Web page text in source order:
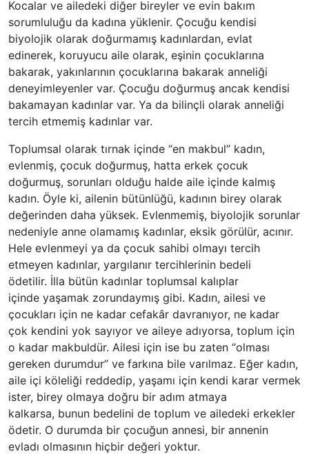
Kocalar ve ailedeki diğer bireyler ve evin bakım
sorumluluğu da kadına yüklenir. Çocuğu kendisi
biyolojik olarak doğurmamış kadınlardan, evlat
edinerek, koruyucu aile olarak, eşinin çocuklarına
bakarak, yakınlarının çocuklarına bakarak anneliği
deneyimleyenler var. Çocuğu doğurmuş ancak kendisi
bakamayan kadınlar var. Ya da bilinçli olarak anneliği
tercih etmemiş kadınlar var.
Toplumsal olarak tırnak içinde “en makbul” kadın,
evlenmiş, çocuk doğurmuş, hatta erkek çocuk
doğurmuş, sorunları olduğu halde aile içinde kalmış
kadın. Öyle ki, ailenin bütünlüğü, kadının birey olarak
değerinden daha yüksek. Evlenmemiş, biyolojik sorunlar
nedeniyle anne olamamış kadınlar, eksik görülür, acınır.
Hele evlenmeyi ya da çocuk sahibi olmayı tercih
etmeyen kadınlar, yargılanır tercihlerinin bedeli
ödetilir. İlla bütün kadınlar toplumsal kalıplar
içinde yaşamak zorundaymış gibi. Kadın, ailesi ve
çocukları için ne kadar cefakâr davranıyor, ne kadar
çok kendini yok sayıyor ve aileye adıyorsa, toplum için
o kadar makbuldür. Ailesi için ise bu zaten “olması
gereken durumdur” ve farkına bile varılmaz. Eğer kadın,
aile içi köleliği reddedip, yaşamı için kendi karar vermek
ister, birey olmaya doğru bir adım atmaya
kalkarsa, bunun bedelini de toplum ve ailedeki erkekler
ödetir. O durumda bir çocuğun annesi, bir annenin
evladı olmasının hiçbir değeri yoktur.